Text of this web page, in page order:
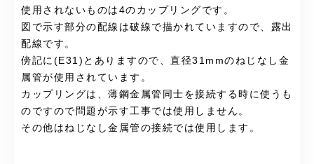
使用されないものは4のカップリングです。
図で示す部分の配線は破線で描かれていますので、露出
配線です。
傍記に(E31)とありますので、直径31mmのねじなし金
属管が使用されています。
カップリングは、薄鋼金属管同士を接続する時に使うも
のですので問題が示す工事では使用しません。
その他はねじなし金属管の接続では使用します。